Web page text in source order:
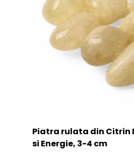
Piatra rulata din Citrin
si Energie, 3-4 cm